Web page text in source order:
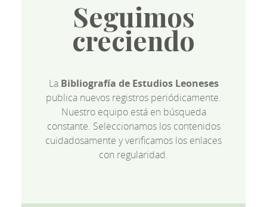
Seguimos
creciendo
La Bibliografía de Estudios Leoneses
publica nuevos registros periódicamente.
Nuestro equipo está en búsqueda
constante. Seleccionamos los contenidos
cuidadosamente y verificamos los enlaces
con regularidad.